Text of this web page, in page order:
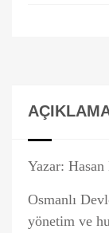
Yazar: Hasan
Osmanlı
yönetim ve